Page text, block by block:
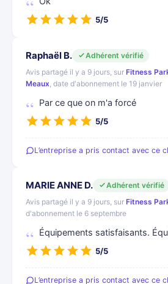
5/5
Raphaël B.
Adhérent vérifié
Avis partagé il y a 9 jours, sur Fitness
Meaux, date d'abonnement le 19 janvier
Par ce que on m'a forcé
5/5
L’entreprise a pris contact avec ce
MARIE ANNE D.
Adhérent vérifié
Avis partagé il y a 9 jours, sur Fitness
d'abonnement le 6 septembre
Équipements satisfaisants.
5/5
L’entreprise a pris contact avec ce